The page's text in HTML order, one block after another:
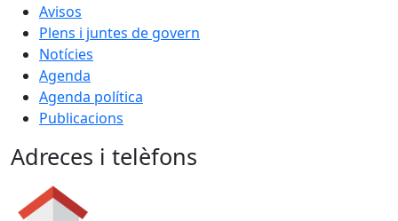
Avisos
Plens i juntes de govern
Notícies
Agenda
Agenda política
Publicacions
Adreces i telèfons